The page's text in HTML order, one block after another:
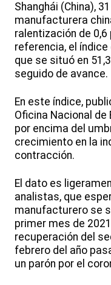
Shanghái (China),
manufacturera
ralentización de
referencia, el
que se situó en
seguido de avance.
En este índice,
Oficina Nacional
por encima del
crecimiento en la
contracción.
El dato es
analistas, que
manufacturero se
primer mes de
recuperación del
febrero del año
un parón por el